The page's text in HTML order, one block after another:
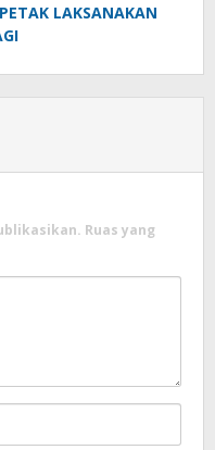
LAKSANAKAN
Ruas yang